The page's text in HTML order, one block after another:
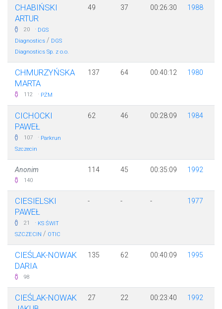
CHABIŃSKI
ARTUR
20 · DGS
Diagnostics / DGS
Diagnostics Sp. z o.o.
49 37 00:26:30 1988
CHMURZYŃSKA
MARTA
112 · PŻM
137 64 00:40:12 1980
CICHOCKI
PAWEŁ
107 · Parkrun
Szczecin
62 46 00:28:09 1984
Anonim
140
114 45 00:35:09 1992
CIESIELSKI
PAWEŁ
21 · KS ŚWIT
SZCZECIN / OTIC
- - - 1977
CIEŚLAK-NOWAK
DARIA
98
135 62 00:40:09 1995
CIEŚLAK-NOWAK
27 22 00:23:40 1992